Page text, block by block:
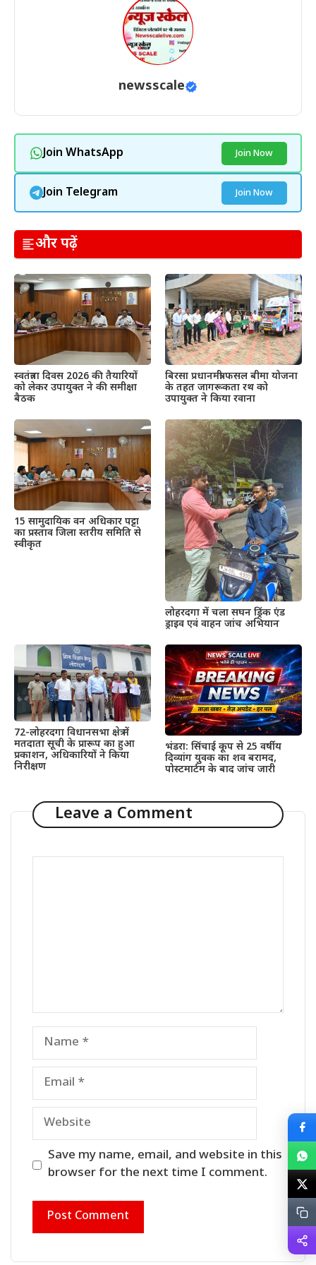
newsscale
Join WhatsApp Join Now
Join Telegram Join Now
और पढ़ें
स्वतंत्रता दिवस 2026 की तैयारियों
को लेकर उपायुक्त ने की समीक्षा
बैठक
बिरसा प्रधानमंत्री फसल बीमा योजना
के तहत जागरूकता रथ को
उपायुक्त ने किया रवाना
15 सामुदायिक वन अधिकार पट्टा
का प्रस्ताव जिला स्तरीय समिति से
स्वीकृत
लोहरदगा में चला सघन ड्रिंक एंड
ड्राइव एवं वाहन जांच अभियान
72-लोहरदगा विधानसभा क्षेत्र में
मतदाता सूची के प्रारूप का हुआ
प्रकाशन, अधिकारियों ने किया
निरीक्षण
भंडरा: सिंचाई कूप से 25 वर्षीय
दिव्यांग युवक का शव बरामद,
पोस्टमार्टम के बाद जांच जारी
Leave a Comment
Name
Email
Website
Save my name, email, and website in this
browser for the next time I comment.